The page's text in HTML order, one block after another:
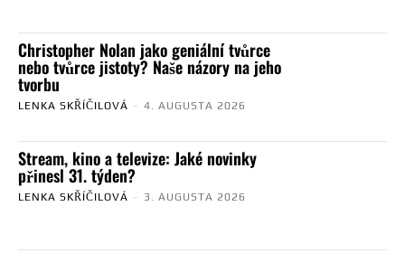
Christopher Nolan jako geniální tvůrce
nebo tvůrce jistoty? Naše názory na jeho
tvorbu
LENKA SKŘÍČILOVÁ - 4. AUGUSTA 2026
Stream, kino a televize: Jaké novinky
přinesl 31. týden?
LENKA SKŘÍČILOVÁ - 3. AUGUSTA 2026